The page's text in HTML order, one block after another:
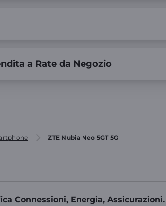
a Rate da Negozio
ZTE Nubia Neo 5GT 5G
Connessioni, Energia, Assicurazioni.